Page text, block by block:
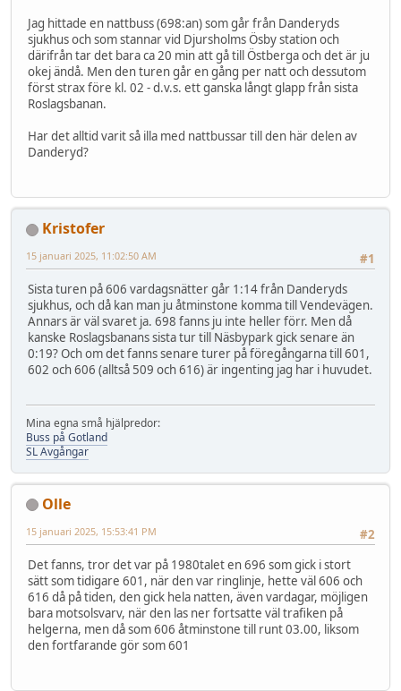
Jag hittade en nattbuss (698:an) som går från Danderyds
sjukhus och som stannar vid Djursholms Ösby station och
därifrån tar det bara ca 20 min att gå till Östberga och det är ju
okej ändå. Men den turen går en gång per natt och dessutom
först strax före kl. 02 - d.v.s. ett ganska långt glapp från sista
Roslagsbanan.
Har det alltid varit så illa med nattbussar till den här delen av
Danderyd?
Kristofer
#1
15 januari 2025, 11:02:50 AM
Sista turen på 606 vardagsnätter går 1:14 från Danderyds
sjukhus, och då kan man ju åtminstone komma till Vendevägen.
Annars är väl svaret ja. 698 fanns ju inte heller förr. Men då
kanske Roslagsbanans sista tur till Näsbypark gick senare än
0:19? Och om det fanns senare turer på föregångarna till 601,
602 och 606 (alltså 509 och 616) är ingenting jag har i huvudet.
Mina egna små hjälpredor:
Buss på Gotland
SL Avgångar
Olle
#2
15 januari 2025, 15:53:41 PM
Det fanns, tror det var på 1980talet en 696 som gick i stort
sätt som tidigare 601, när den var ringlinje, hette väl 606 och
616 då på tiden, den gick hela natten, även vardagar, möjligen
bara motsolsvarv, när den las ner fortsatte väl trafiken på
helgerna, men då som 606 åtminstone till runt 03.00, liksom
den fortfarande gör som 601